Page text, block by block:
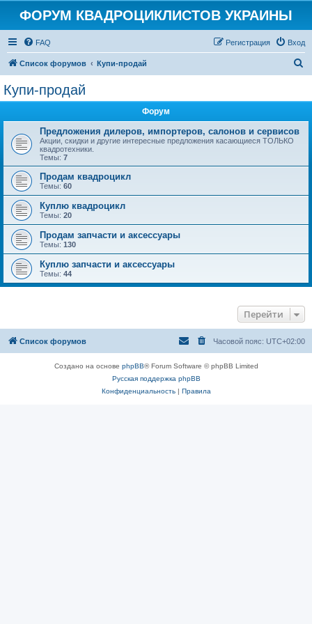
ФОРУМ КВАДРОЦИКЛИСТОВ УКРАИНЫ
FAQ Вход
Регистрация
Список форумов Купи-продай
Купи-продай
Форум
Предложения дилеров, импортеров, салонов и сервисов
Акции, скидки и другие интересные предложения касающиеся ТОЛЬКО
квадротехники.
Темы: 7
Продам квадроцикл
Темы: 60
Куплю квадроцикл
Темы: 20
Продам запчасти и аксессуары
Темы: 130
Куплю запчасти и аксессуары
Темы: 44
Перейти
Список форумов Часовой пояс: UTC+02:00
Создано на основе phpBB® Forum Software © phpBB Limited
Русская поддержка phpBB
Конфиденциальность| Правила